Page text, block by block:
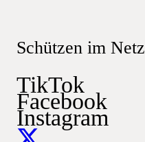
Schützen im Netz
TikTok
Facebook
Instagram